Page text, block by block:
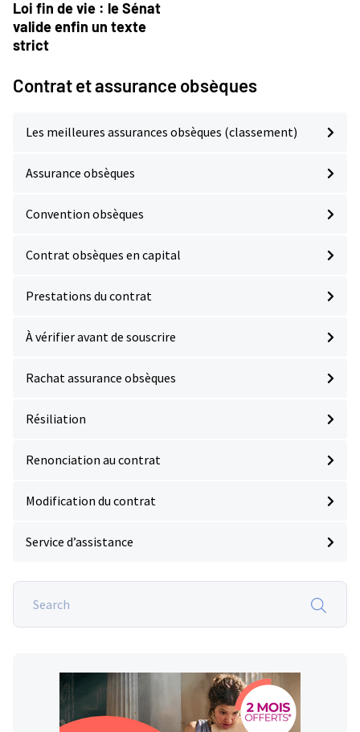
Loi fin de vie : le Sénat
valide enfin un texte
strict
Contrat et assurance obsèques
Les meilleures assurances obsèques (classement)
Assurance obsèques
Convention obsèques
Contrat obsèques en capital
Prestations du contrat
À vérifier avant de souscrire
Rachat assurance obsèques
Résiliation
Renonciation au contrat
Modification du contrat
Service d’assistance
Search
Lassurance